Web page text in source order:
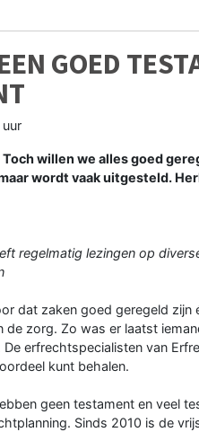
GOED
willen we alles goed
wordt vaak uitgesteld.
regelmatig lezingen op
dat zaken goed geregeld zijn
de zorg. Zo was er laatst
erf­rechtspecialisten van
kunt behalen.
geen testament en veel
Sinds 2010 is de